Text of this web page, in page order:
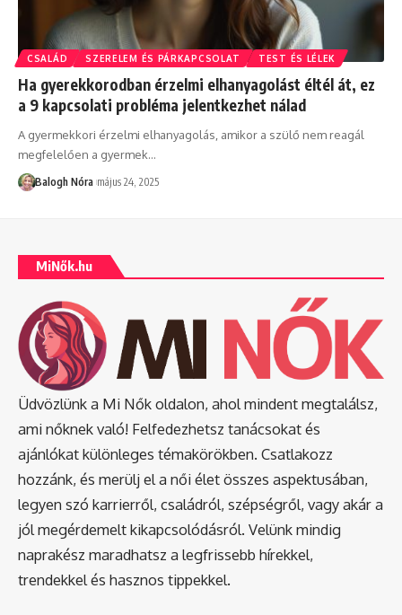
CSALÁD SZERELEM ÉS PÁRKAPCSOLAT TEST ÉS LÉLEK
Ha gyerekkorodban érzelmi elhanyagolást éltél át, ez
a 9 kapcsolati probléma jelentkezhet nálad
A gyermekkori érzelmi elhanyagolás, amikor a szülő nem reagál
megfelelően a gyermek…
Balogh Nóra május 24, 2025
MiNők.hu
Üdvözlünk a Mi Nők oldalon, ahol mindent megtalálsz,
ami nőknek való! Felfedezhetsz tanácsokat és
ajánlókat különleges témakörökben. Csatlakozz
hozzánk, és merülj el a női élet összes aspektusában,
legyen szó karrierről, családról, szépségről, vagy akár a
jól megérdemelt kikapcsolódásról. Velünk mindig
naprakész maradhatsz a legfrissebb hírekkel,
trendekkel és hasznos tippekkel.